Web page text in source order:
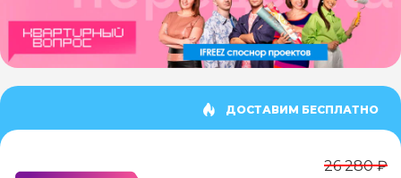
ДОСТАВИМ БЕСПЛАТНО
26 280 ₽